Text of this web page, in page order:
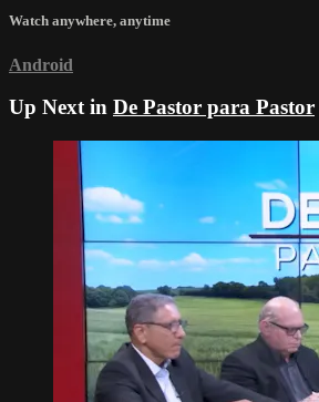
Watch anywhere, anytime
Android
Up Next in De Pastor para Pastor